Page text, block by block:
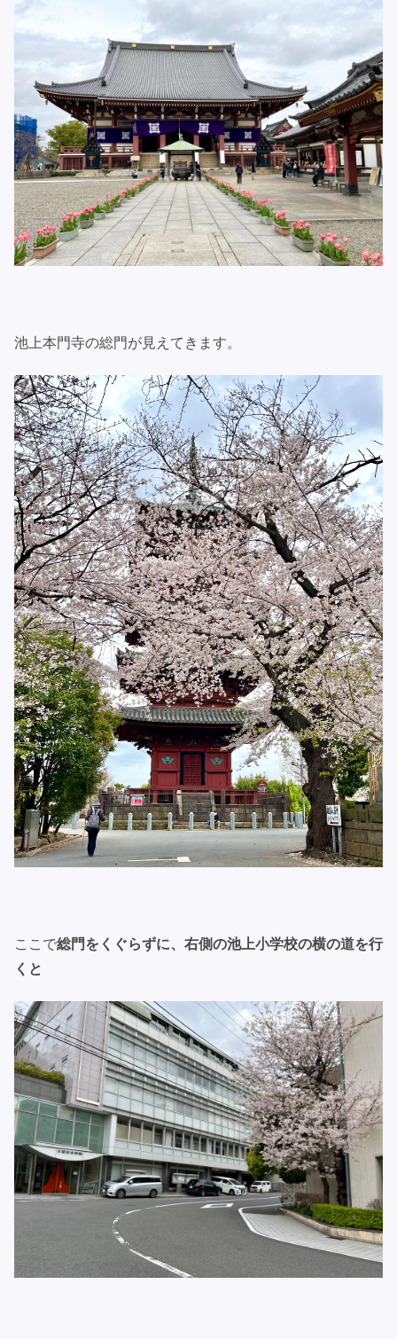
池上本門寺の総門が見えてきます。
ここで総門をくぐらずに、右側の池上小学校の横の道を行
くと